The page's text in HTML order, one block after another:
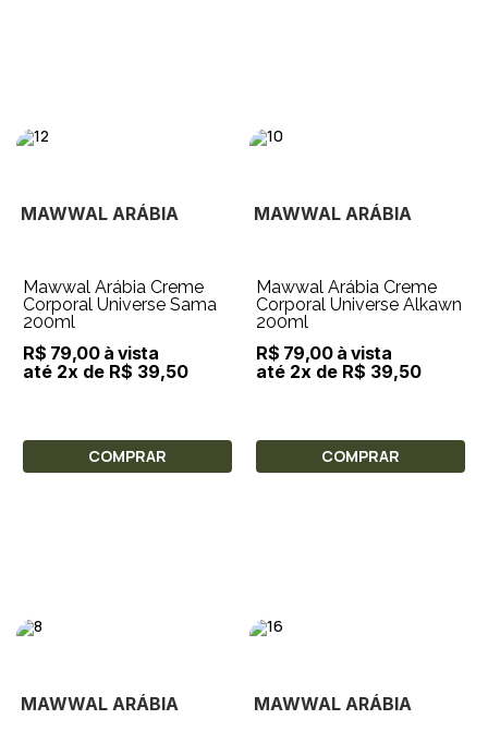
MAWWAL ARÁBIA
Mawwal Arábia Creme
Corporal Universe Sama
200ml
R$ 79,00 à vista
até 2x de R$ 39,50
COMPRAR
MAWWAL ARÁBIA
Mawwal Arábia Creme
Corporal Universe Alkawn
200ml
R$ 79,00 à vista
até 2x de R$ 39,50
COMPRAR
MAWWAL ARÁBIA MAWWAL ARÁBIA